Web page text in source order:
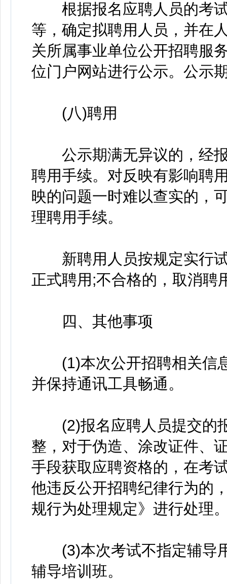
根据报名应聘人员的考试
等，确定拟聘用人员，并在
关所属事业单位公开招聘服
位门户网站进行公示。公示
(八)聘用
公示期满无异议的，经报
聘用手续。对反映有影响聘
映的问题一时难以查实的，
理聘用手续。
新聘用人员按规定实行试
正式聘用;不合格的，取消聘
四、其他事项
(1)本次公开招聘相关信
并保持通讯工具畅通。
(2)报名应聘人员提交的
整，对于伪造、涂改证件、
手段获取应聘资格的，在考
他违反公开招聘纪律行为的
规行为处理规定》进行处理
(3)本次考试不指定辅导
辅导培训班。